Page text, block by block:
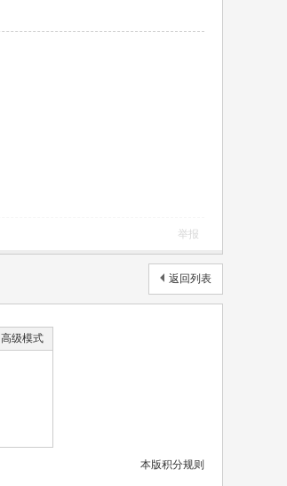
举报
返回列表
高级模式
本版积分规则